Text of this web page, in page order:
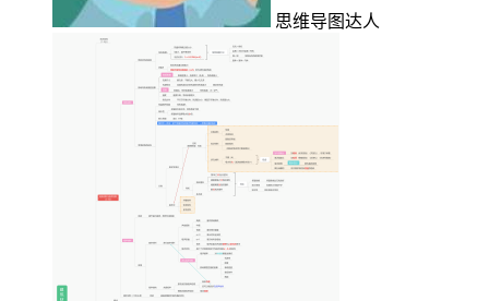
思维导图达人